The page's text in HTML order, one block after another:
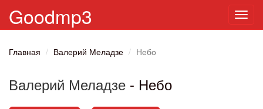
Goodmp3
Главная Валерий Меладзе Небо
Валерий Меладзе - Небо